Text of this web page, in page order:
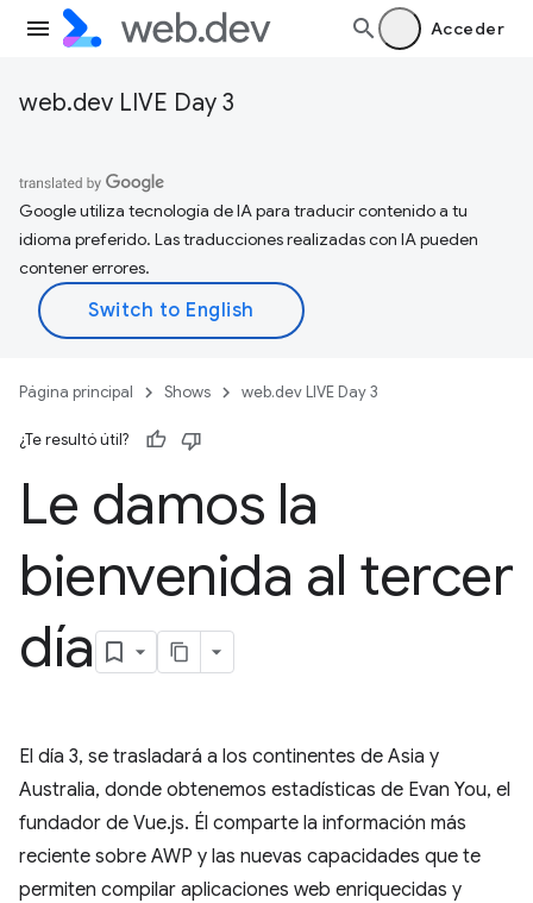
Acceder
web.dev LIVE Day 3
Google utiliza tecnología de IA para traducir contenido a tu
idioma preferido. Las traducciones realizadas con IA pueden
contener errores.
Página principal Shows web.dev LIVE Day 3
¿Te resultó útil?
Le damos la
bienvenida al tercer
día
El día 3, se trasladará a los continentes de Asia y
Australia, donde obtenemos estadísticas de Evan You, el
fundador de Vue.js. Él comparte la información más
reciente sobre AWP y las nuevas capacidades que te
permiten compilar aplicaciones web enriquecidas y